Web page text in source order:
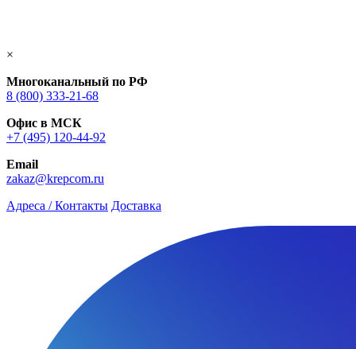
×
Многоканальный по РФ
8 (800) 333‑21-68
Офис в МСК
+7 (495) 120-44-92
Email
zakaz@krepcom.ru
Адреса / Контакты Доставка